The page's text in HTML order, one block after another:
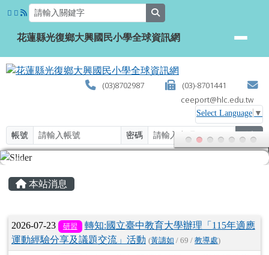
跳至主內容區
花蓮縣光復鄉大興國民小學全球資
花蓮縣光復鄉大興國民小學全球資訊網
(03)8702987
(03)-8701441
ceeport@hlc.edu.tw
Select Language ▼
帳號 密碼 登入
主內容區域
本站消息
文章列表
2026-07-23 研習
轉知:國立臺中教育大學辦理「115年適應
運動經驗分享及議題交流」活動 (黃譓如 / 69 / 教導處)
頁尾區域